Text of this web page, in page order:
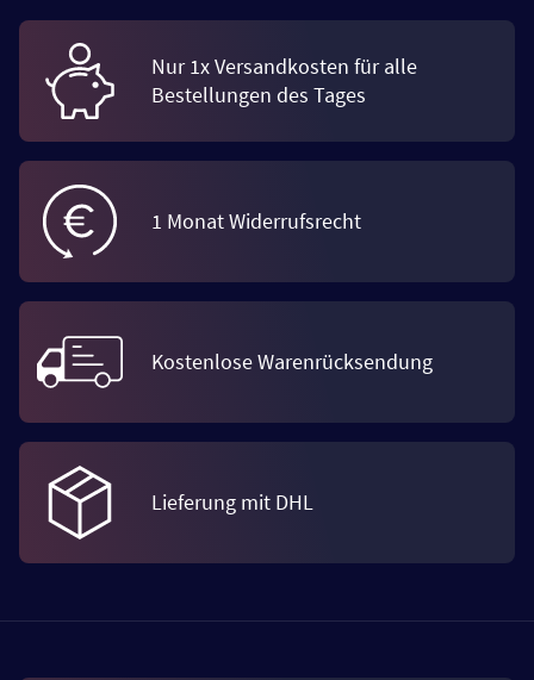
Nur 1x Versandkosten für alle
Bestellungen des Tages
1 Monat Widerrufsrecht
Kostenlose Warenrücksendung
Lieferung mit DHL